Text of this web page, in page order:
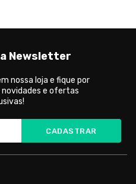
Newsletter
nossa loja e fique por
e ofertas
CADASTRAR